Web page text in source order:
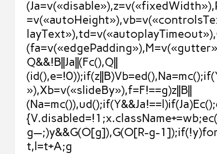
Q&&!B||Ja||(Fc(),Q||
»),Xb=v(«slideBy»),f=F!==g)z||B||
g—;)y&&G(O[g]),G(O[R-g-
t,l=t+A;g